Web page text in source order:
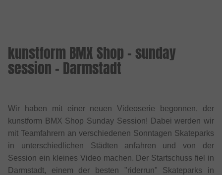
kunstform BMX Shop - sunday
session - Darmstadt
Wir haben mit einer neuen Videoserie begonnen, der
kunstform BMX Shop Sunday Session! Dabei werden wir
mit Teamfahrern an verschiedenen Sonntagen Skateparks
in unterschiedlichen Städten anfahren und von der
Session ein kleines Video machen. Der Startschuss fiel in
Darmstadt, einem der besten "riderrun" Skateparks in